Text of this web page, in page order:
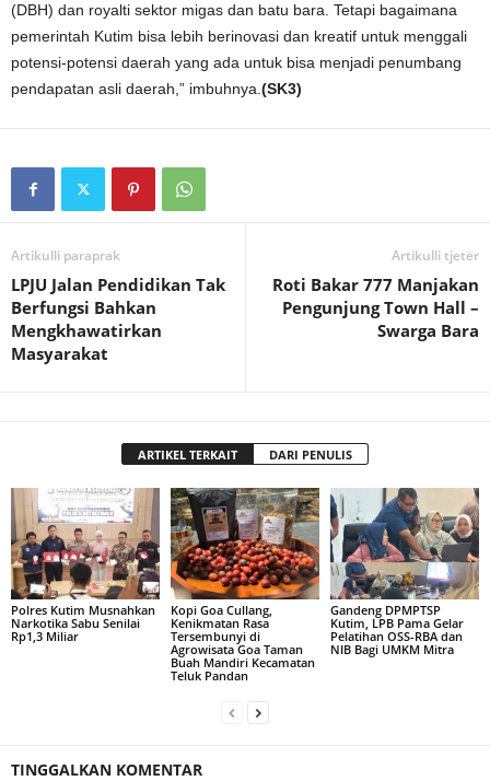
(DBH) dan royalti sektor migas dan batu bara. Tetapi bagaimana
pemerintah Kutim bisa lebih berinovasi dan kreatif untuk menggali
potensi-potensi daerah yang ada untuk bisa menjadi penumbang
pendapatan asli daerah,” imbuhnya. (SK3)
Artikulli paraprak
LPJU Jalan Pendidikan Tak
Berfungsi Bahkan
Mengkhawatirkan
Masyarakat
Artikulli tjetër
Roti Bakar 777 Manjakan
Pengunjung Town Hall –
Swarga Bara
ARTIKEL TERKAIT DARI PENULIS
Polres Kutim Musnahkan
Narkotika Sabu Senilai
Rp1,3 Miliar
Kopi Goa Cullang,
Kenikmatan Rasa
Tersembunyi di
Agrowisata Goa Taman
Buah Mandiri Kecamatan
Teluk Pandan
Gandeng DPMPTSP
Kutim, LPB Pama Gelar
Pelatihan OSS-RBA dan
NIB Bagi UMKM Mitra
TINGGALKAN KOMENTAR